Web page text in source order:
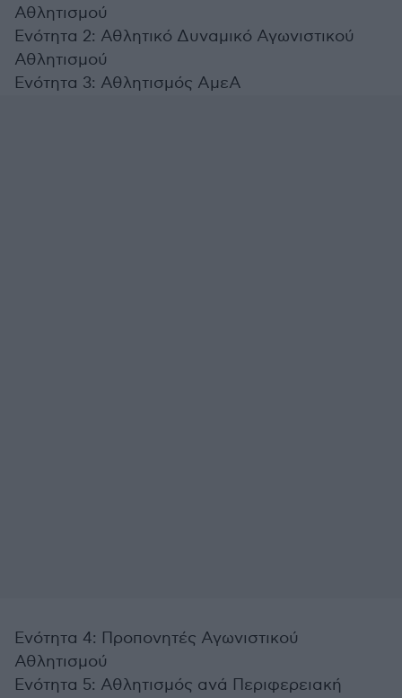
Αθλητισμού
Ενότητα 2: Αθλητικό Δυναμικό Αγωνιστικού
Αθλητισμού
Ενότητα 3: Αθλητισμός ΑμεΑ
Ενότητα 4: Προπονητές Αγωνιστικού
Αθλητισμού
Ενότητα 5: Αθλητισμός ανά Περιφερειακή